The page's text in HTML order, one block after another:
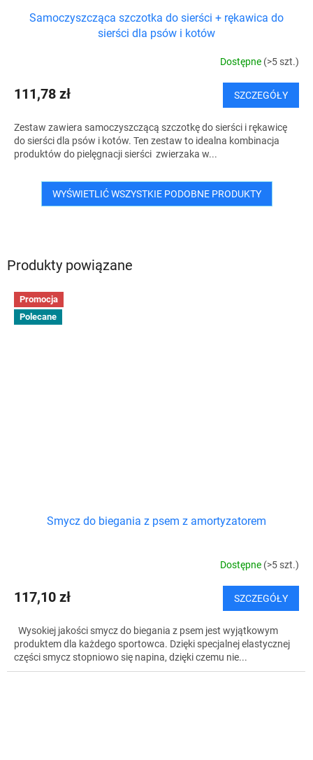
Produkty powiązane
Promocja
Polecane
Smycz do biegania z psem z amortyzatorem
Dostępne (>5 szt.)
117,10 zł SZCZEGÓŁY
Wysokiej jakości smycz do biegania z psem jest wyjątkowym
produktem dla każdego sportowca. Dzięki specjalnej elastycznej
części smycz stopniowo się napina, dzięki czemu nie...
Samoczyszcząca szczotka do sierści + rękawica do
sierści dla psów i kotów
Dostępne (>5 szt.)
111,78 zł SZCZEGÓŁY
Zestaw zawiera samoczyszczącą szczotkę do sierści i rękawicę
do sierści dla psów i kotów. Ten zestaw to idealna kombinacja
produktów do pielęgnacji sierści zwierzaka w...
WYŚWIETLIĆ WSZYSTKIE PODOBNE PRODUKTY